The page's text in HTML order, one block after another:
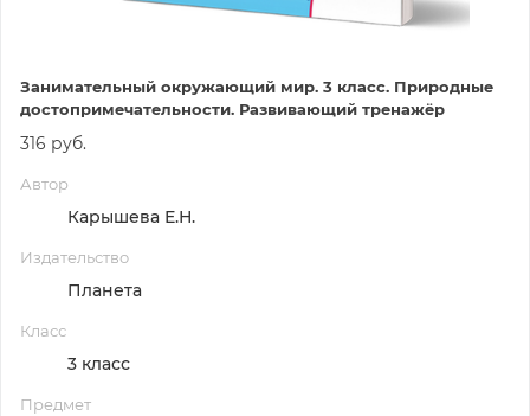
Занимательный окружающий мир. 3 класс. Природные
достопримечательности. Развивающий тренажёр
316 руб.
Автор
Карышева Е.Н.
Издательство
Планета
Класс
3 класс
Предмет